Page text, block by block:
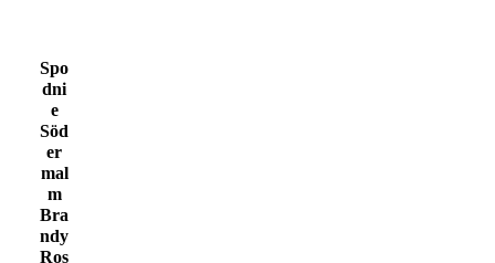
Spo
dni
e
Söd
er
mal
m
Bra
ndy
Ros